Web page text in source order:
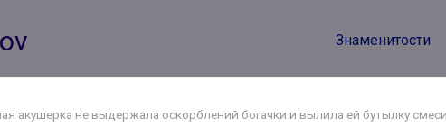
Знаменитости
акушерка не выдержала оскорблений богачки и вылила ей бутылку